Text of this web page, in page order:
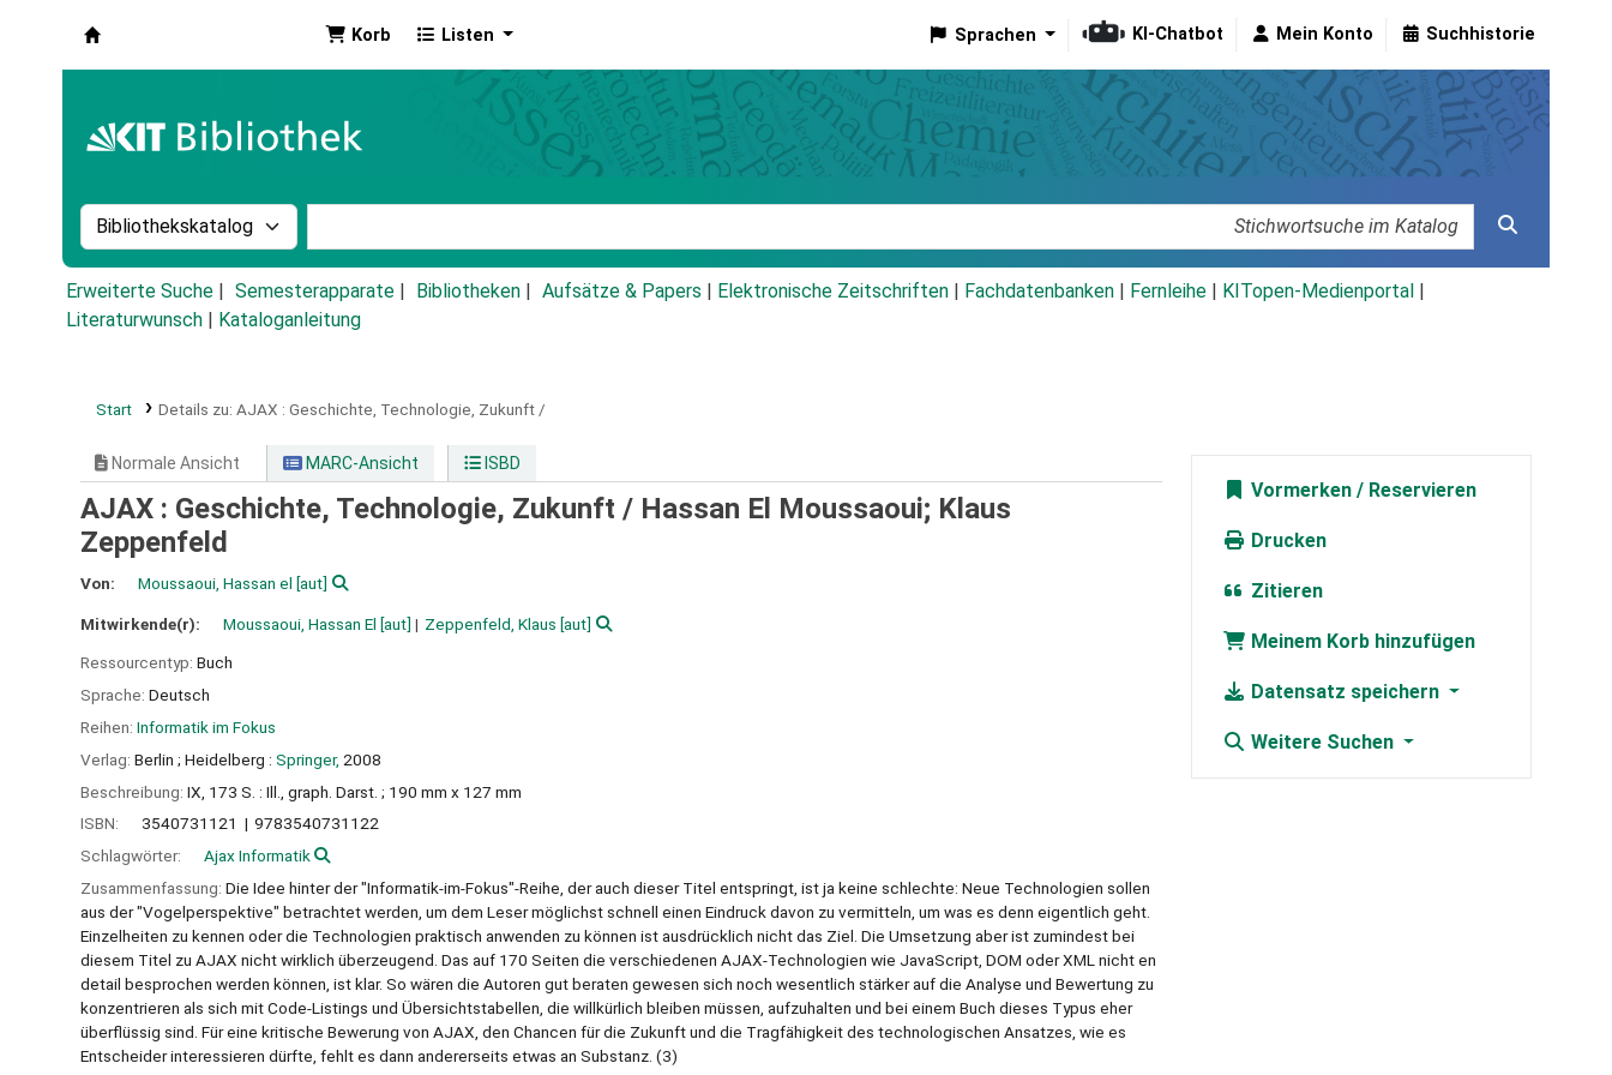
Korb Listen Sprachen KI-Chatbot Mein Konto Suchhistorie
Suche im Katalog nach:
Erweiterte Suche Semesterapparate Bibliotheken Aufsätze & Papers Elektronische Zeitschriften Fachdatenbanken Fernleihe KITopen-Medienportal
Literaturwunsch
Kataloganleitung
Start Details zu: AJAX : Geschichte, Technologie, Zukunft /
Normale Ansicht MARC-Ansicht ISBD
AJAX : Geschichte, Technologie, Zukunft / Hassan El Moussaoui; Klaus
Zeppenfeld
Von: Moussaoui, Hassan el [aut]
Mitwirkende(r): Moussaoui, Hassan El [aut] Zeppenfeld, Klaus [aut]
Ressourcentyp: Buch
Sprache: Deutsch
Reihen: Informatik im Fokus
Verlag: Berlin ; Heidelberg : Springer, 2008
Beschreibung: IX, 173 S. : Ill., graph. Darst. ; 190 mm x 127 mm
ISBN:
3540731121
9783540731122
Schlagwörter:
Ajax Informatik
Zusammenfassung: Die Idee hinter der "Informatik-im-Fokus"-Reihe, der auch dieser Titel entspringt, ist ja keine schlechte: Neue Technologien sollen
aus der "Vogelperspektive" betrachtet werden, um dem Leser möglichst schnell einen Eindruck davon zu vermitteln, um was es denn eigentlich geht.
Einzelheiten zu kennen oder die Technologien praktisch anwenden zu können ist ausdrücklich nicht das Ziel. Die Umsetzung aber ist zumindest bei
diesem Titel zu AJAX nicht wirklich überzeugend. Das auf 170 Seiten die verschiedenen AJAX-Technologien wie JavaScript, DOM oder XML nicht en
detail besprochen werden können, ist klar. So wären die Autoren gut beraten gewesen sich noch wesentlich stärker auf die Analyse und Bewertung zu
konzentrieren als sich mit Code-Listings und Übersichtstabellen, die willkürlich bleiben müssen, aufzuhalten und bei einem Buch dieses Typus eher
überflüssig sind. Für eine kritische Bewerung von AJAX, den Chancen für die Zukunft und die Tragfähigkeit des technologischen Ansatzes, wie es
Entscheider interessieren dürfte, fehlt es dann andererseits etwas an Substanz. (3)
Vormerken
Drucken
Zitieren
Meinem Korb hinzufügen
Datensatz speichern
Weitere Suchen